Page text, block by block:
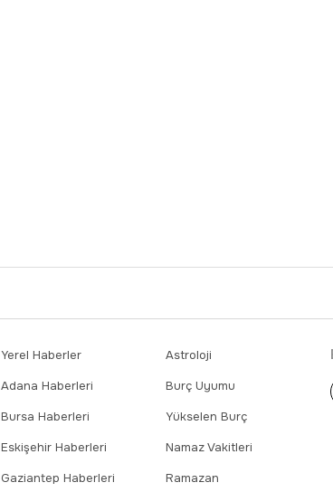
Yerel Haberler
Adana Haberleri
Bursa Haberleri
Eskişehir Haberleri
Gaziantep Haberleri
Astroloji
Burç Uyumu
Yükselen Burç
Namaz Vakitleri
Ramazan